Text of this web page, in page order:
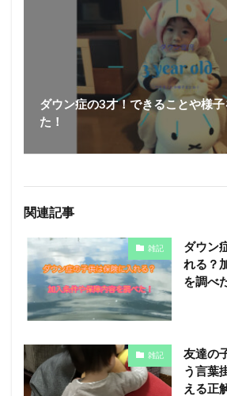
ダウン症の3才！できることや様
た！
関連記事
雑記
ダウン
れる？
を調べ
雑記
友達の
う言葉
える正